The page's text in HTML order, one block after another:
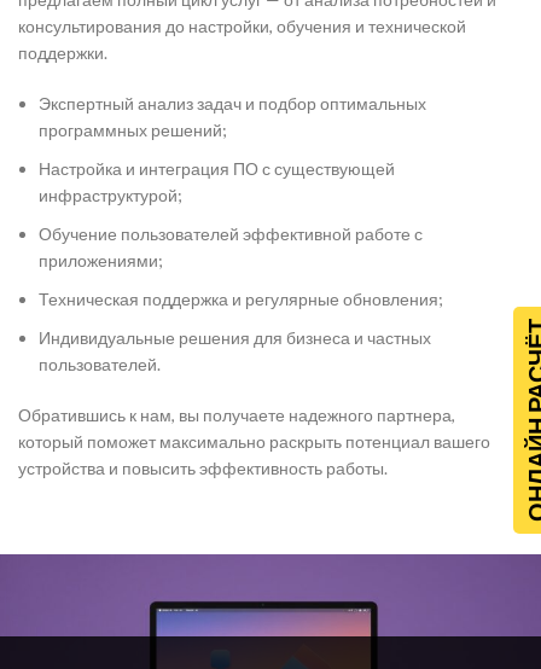
консультирования до настройки, обучения и технической
поддержки.
Экспертный анализ задач и подбор оптимальных
программных решений;
Настройка и интеграция ПО с существующей
инфраструктурой;
Обучение пользователей эффективной работе с
приложениями;
Техническая поддержка и регулярные обновления;
Индивидуальные решения для бизнеса и частных
пользователей.
Обратившись к нам, вы получаете надежного партнера,
который поможет максимально раскрыть потенциал вашего
устройства и повысить эффективность работы.